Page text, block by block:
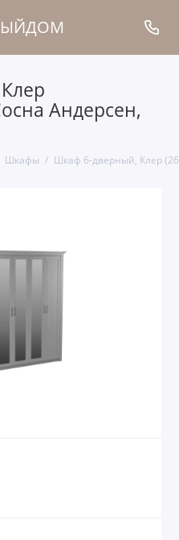
Андерсен,
Шкафы Шкаф 6-дверный, Клер